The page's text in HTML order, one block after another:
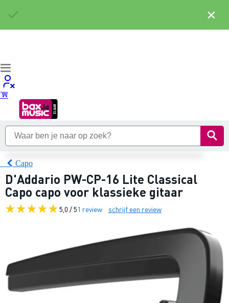
Capo
D'Addario PW-CP-16 Lite Classical
Capo capo voor klassieke gitaar
5,0 / 51 review schrijf een review
×